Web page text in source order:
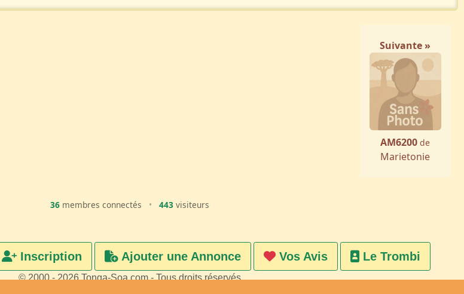
Suivante »
AM6200 de
Marietonie
36 membres connectés • 443 visiteurs
Inscription Ajouter une Annonce Vos Avis Le Trombi
© 2000 - 2026 Tonga-Soa.com - Tous droits réservés